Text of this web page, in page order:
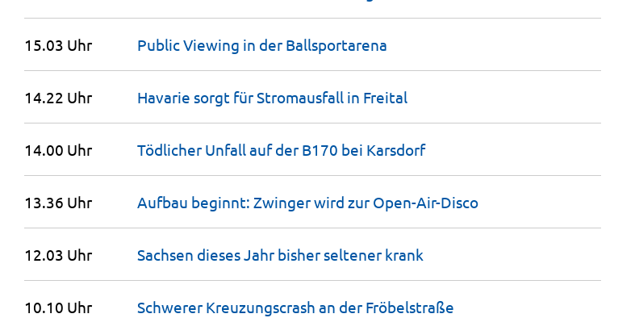
15.03 Uhr Public Viewing in der Ballsportarena
14.22 Uhr Havarie sorgt für Stromausfall in Freital
14.00 Uhr Tödlicher Unfall auf der B170 bei Karsdorf
13.36 Uhr Aufbau beginnt: Zwinger wird zur Open-Air-Disco
12.03 Uhr Sachsen dieses Jahr bisher seltener krank
10.10 Uhr Schwerer Kreuzungscrash an der Fröbelstraße